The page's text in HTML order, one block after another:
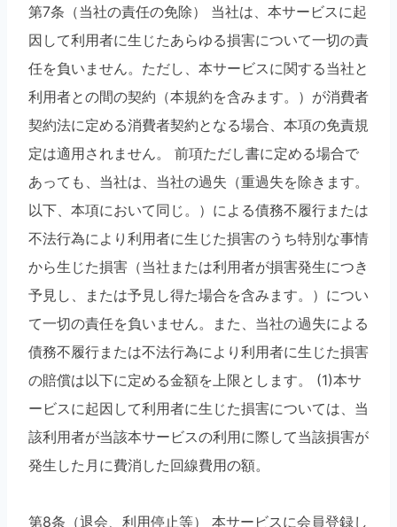
第7条（当社の責任の免除） 当社は、本サービスに起
因して利用者に生じたあらゆる損害について一切の責
任を負いません。ただし、本サービスに関する当社と
利用者との間の契約（本規約を含みます。）が消費者
契約法に定める消費者契約となる場合、本項の免責規
定は適用されません。 前項ただし書に定める場合で
あっても、当社は、当社の過失（重過失を除きます。
以下、本項において同じ。）による債務不履行または
不法行為により利用者に生じた損害のうち特別な事情
から生じた損害（当社または利用者が損害発生につき
予見し、または予見し得た場合を含みます。）につい
て一切の責任を負いません。また、当社の過失による
債務不履行または不法行為により利用者に生じた損害
の賠償は以下に定める金額を上限とします。 (1)本サ
ービスに起因して利用者に生じた損害については、当
該利用者が当該本サービスの利用に際して当該損害が
発生した月に費消した回線費用の額。
第8条（退会、利用停止等） 本サービスに会員登録し